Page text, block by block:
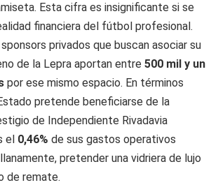
Esta cifra es insignificante si se
financiera del fútbol profesional.
privados que buscan asociar su
de la Lepra aportan entre 500 mil y un
por ese mismo espacio. En términos
pretende beneficiarse de la
de Independiente Rivadavia
el 0,46% de sus gastos operativos
pretender una vidriera de lujo
de remate.